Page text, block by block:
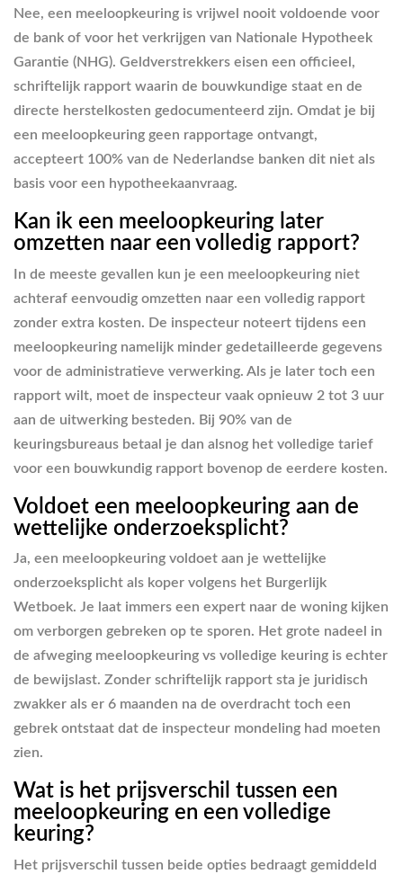
Nee, een meeloopkeuring is vrijwel nooit voldoende voor
de bank of voor het verkrijgen van Nationale Hypotheek
Garantie (NHG). Geldverstrekkers eisen een officieel,
schriftelijk rapport waarin de bouwkundige staat en de
directe herstelkosten gedocumenteerd zijn. Omdat je bij
een meeloopkeuring geen rapportage ontvangt,
accepteert 100% van de Nederlandse banken dit niet als
basis voor een hypotheekaanvraag.
Kan ik een meeloopkeuring later
omzetten naar een volledig rapport?
In de meeste gevallen kun je een meeloopkeuring niet
achteraf eenvoudig omzetten naar een volledig rapport
zonder extra kosten. De inspecteur noteert tijdens een
meeloopkeuring namelijk minder gedetailleerde gegevens
voor de administratieve verwerking. Als je later toch een
rapport wilt, moet de inspecteur vaak opnieuw 2 tot 3 uur
aan de uitwerking besteden. Bij 90% van de
keuringsbureaus betaal je dan alsnog het volledige tarief
voor een bouwkundig rapport bovenop de eerdere kosten.
Voldoet een meeloopkeuring aan de
wettelijke onderzoeksplicht?
Ja, een meeloopkeuring voldoet aan je wettelijke
onderzoeksplicht als koper volgens het Burgerlijk
Wetboek. Je laat immers een expert naar de woning kijken
om verborgen gebreken op te sporen. Het grote nadeel in
de afweging meeloopkeuring vs volledige keuring is echter
de bewijslast. Zonder schriftelijk rapport sta je juridisch
zwakker als er 6 maanden na de overdracht toch een
gebrek ontstaat dat de inspecteur mondeling had moeten
zien.
Wat is het prijsverschil tussen een
meeloopkeuring en een volledige
keuring?
Het prijsverschil tussen beide opties bedraagt gemiddeld